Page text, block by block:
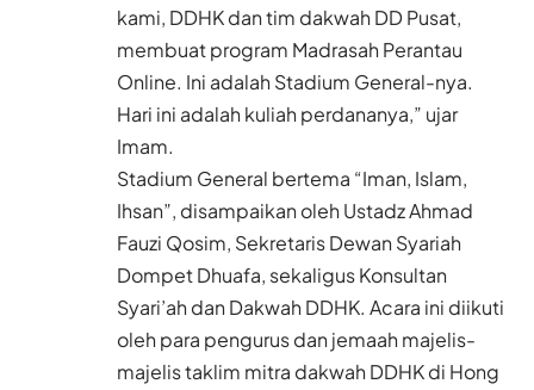
kami, DDHK dan tim dakwah DD Pusat,
membuat program Madrasah Perantau
Online. Ini adalah Stadium General-nya.
Hari ini adalah kuliah perdananya,” ujar
Imam.
Stadium General bertema “Iman, Islam,
Ihsan”, disampaikan oleh Ustadz Ahmad
Fauzi Qosim, Sekretaris Dewan Syariah
Dompet Dhuafa, sekaligus Konsultan
Syari’ah dan Dakwah DDHK. Acara ini diikuti
oleh para pengurus dan jemaah majelis-
majelis taklim mitra dakwah DDHK di Hong